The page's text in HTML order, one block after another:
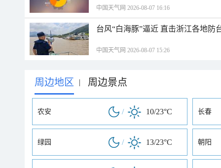
中国天气网 2026-08-07 16:16
台风“白海豚”逼近 直击浙江各地防
中国天气网 2026-08-07 15:26
周边地区 | 周边景点
农安 / 10/23°C 长春
绿园 / 13/23°C 朝阳